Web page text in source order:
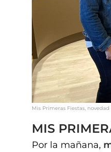
Mis Primeras Fiestas, novedad
MIS
Por la mañana,